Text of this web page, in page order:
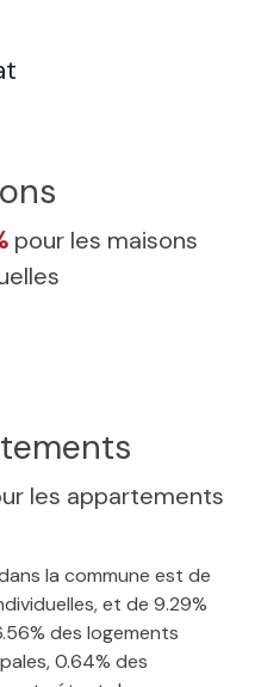
pour les maisons
les appartements
la commune est de
et de 9.29%
des logements
0.64% des